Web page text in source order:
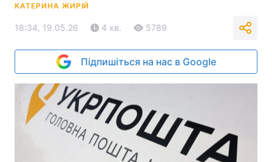
КАТЕРИНА ЖИРІЙ
18:34, 19.05.26 4 хв. 5789
Підпишіться на нас в Google